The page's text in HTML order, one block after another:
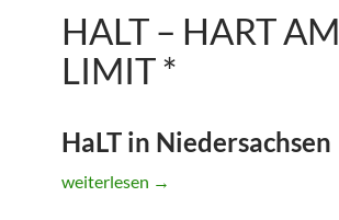
HALT – HART AM
LIMIT *
HaLT in Niedersachsen
HaLT – Hart am Limit *
weiterlesen →